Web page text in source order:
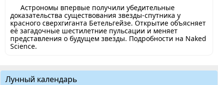
Астрономы впервые получили убедительные
доказательства существования звезды-спутника у
красного сверхгиганта Бетельгейзе. Открытие объясняет
её загадочные шестилетние пульсации и меняет
представления о будущем звезды. Подробности на Naked
Science.
Лунный календарь